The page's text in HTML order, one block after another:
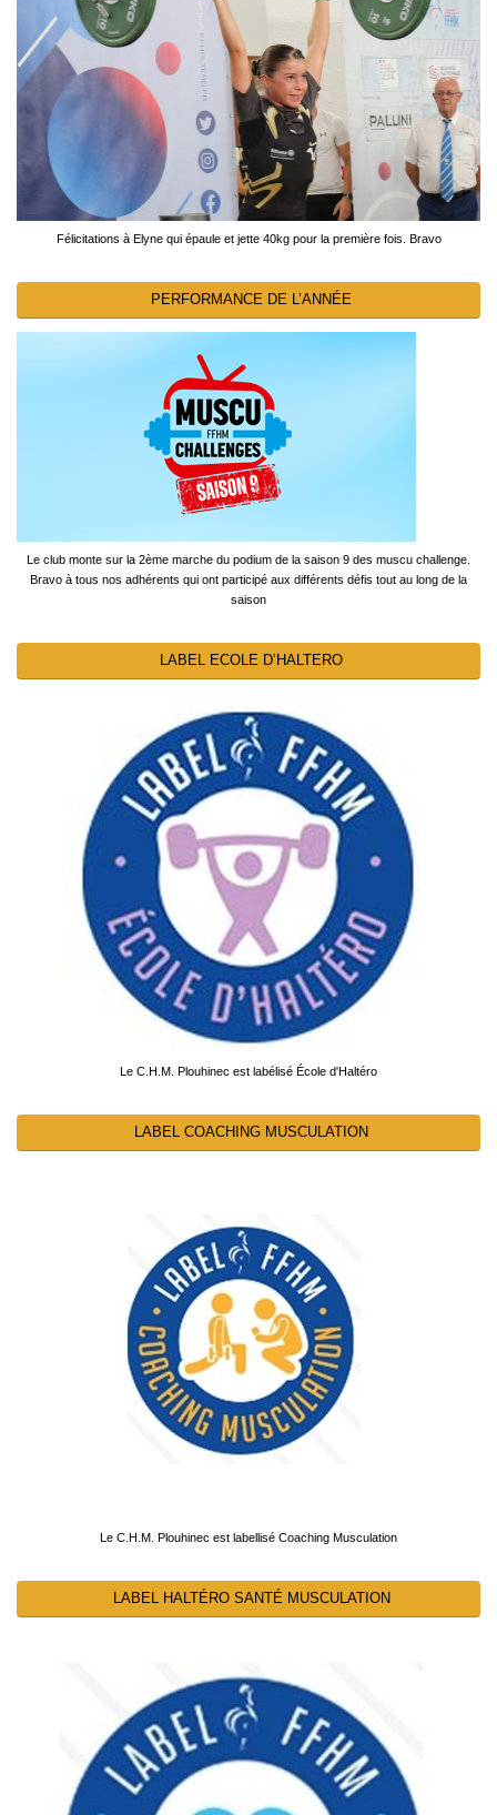
Félicitations à Elyne qui épaule et jette 40kg pour la première fois. Bravo
PERFORMANCE DE L’ANNÉE
Le club monte sur la 2ème marche du podium de la saison 9 des muscu challenge.
Bravo à tous nos adhérents qui ont participé aux différents défis tout au long de la
saison
LABEL ECOLE D’HALTERO
Le C.H.M. Plouhinec est labélisé École d'Haltéro
LABEL COACHING MUSCULATION
Le C.H.M. Plouhinec est labellisé Coaching Musculation
LABEL HALTÉRO SANTÉ MUSCULATION